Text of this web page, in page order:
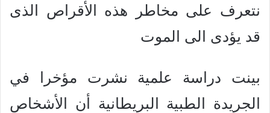
نتعرف على مخاطر هذه الأقراص الذى
قد يؤدى الى الموت
بينت دراسة علمية نشرت مؤخرا في
الجريدة الطبية البريطانية أن الأشخاص